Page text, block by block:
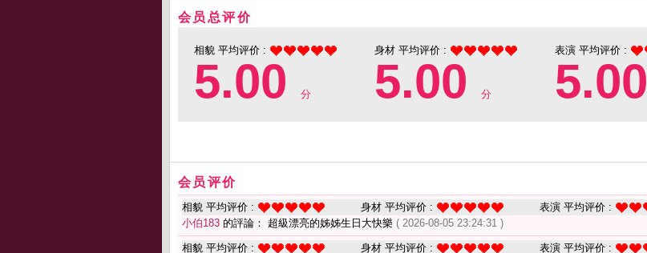
会员总评价
相貌 平均评价 :
5.00 分
身材 平均评价 :
5.00 分
表演 平均评价 :
5.00
会员评价
相貌 平均评价 : 身材 平均评价 : 表演 平均评价 :
小伯183 的評論： 超級漂亮的姊姊生日大快樂 ( 2026-08-05 23:24:31 )
相貌 平均评价 : 身材 平均评价 : 表演 平均评价 :